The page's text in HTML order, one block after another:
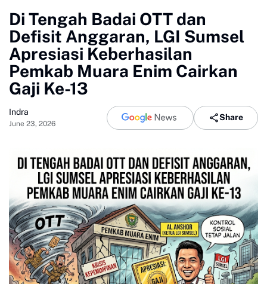
Di Tengah Badai OTT dan
Defisit Anggaran, LGI Sumsel
Apresiasi Keberhasilan
Pemkab Muara Enim Cairkan
Gaji Ke-13
Indra
June 23, 2026
Share